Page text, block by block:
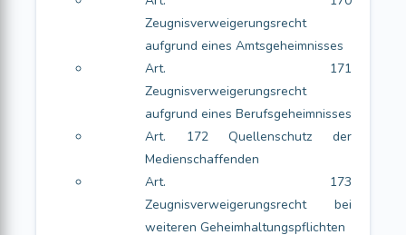
Zeugnisverweigerungsrecht
aufgrund eines Amtsgeheimnisses
Art. 171
Zeugnisverweigerungsrecht
aufgrund eines Berufsgeheimnisses
Art. 172 Quellenschutz der
Medienschaffenden
Art. 173
Zeugnisverweigerungsrecht bei
weiteren Geheimhaltungspflichten